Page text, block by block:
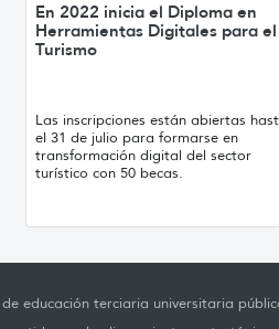
En 2022 inicia el Diploma en
Herramientas Digitales para el
Turismo
Las inscripciones están abiertas
el 31 de julio para formarse en
transformación digital del sector
turístico con 50 becas.
educación terciaria universitaria